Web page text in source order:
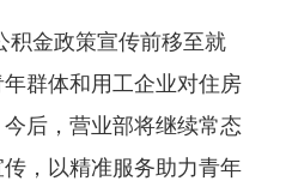
积金政策宣传前移至就
群体和用工企业对住房
后，营业部将继续常态
，以精准服务助力青年